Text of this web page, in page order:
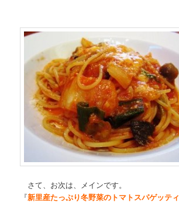
さて、お次は、メインです。
『新里産たっぷり冬野菜のトマトスパゲッティ